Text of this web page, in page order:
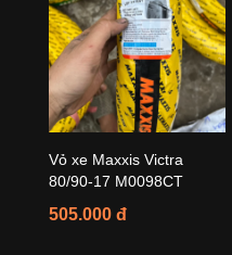
Vỏ xe Maxxis Victra
80/90-17 M0098CT
505.000 đ